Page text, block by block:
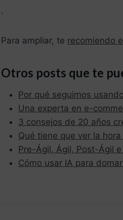
.
Para ampliar, te recomiendo
Otros posts que te
Por qué seguimos
Una experta en e-
3 consejos de 20 años
Qué tiene que ver la
Pre-Ágil, Ágil, Post-Ágil e
Cómo usar IA para